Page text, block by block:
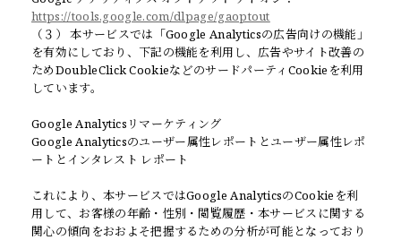
https://tools.google.com/dlpage/gaoptout
（３） 本サービスでは「Google Analyticsの広告向けの機能」
を有効にしており、下記の機能を利用し、広告やサイト改善の
ためDoubleClick CookieなどのサードパーティCookieを利用
しています。
Google Analyticsリマーケティング
Google Analyticsのユーザー属性レポートとユーザー属性レポ
ートとインタレスト レポート
これにより、本サービスではGoogle AnalyticsのCookieを利
用して、お客様の年齢・性別・閲覧履歴・本サービスに関する
関心の傾向をおおよそ把握するための分析が可能となっており